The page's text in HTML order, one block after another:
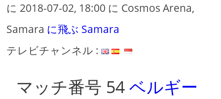
に 2018-07-02, 18:00 に Cosmos Arena,
Samara に飛ぶ Samara
テレビチャンネル :
マッチ番号 54ベルギー